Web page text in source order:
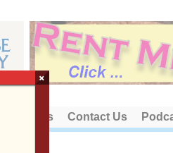
About Us Contact Us
×